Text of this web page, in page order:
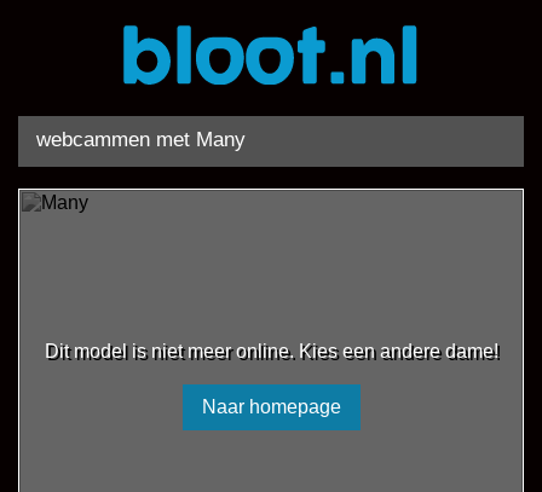
webcammen met Many
Dit model is niet meer online. Kies een andere dame!
Naar homepage